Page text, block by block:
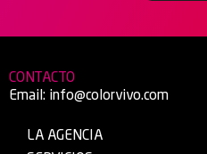
CONTACTO
Email: info@colorvivo.com
LA AGENCIA